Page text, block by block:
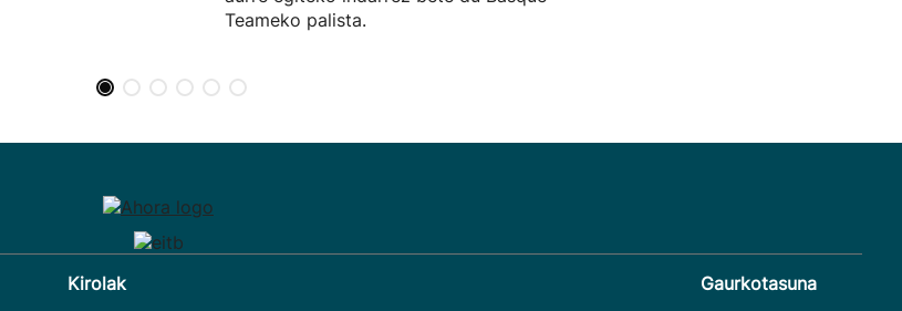
Teameko palista.
Kirolak Gaurkotasuna